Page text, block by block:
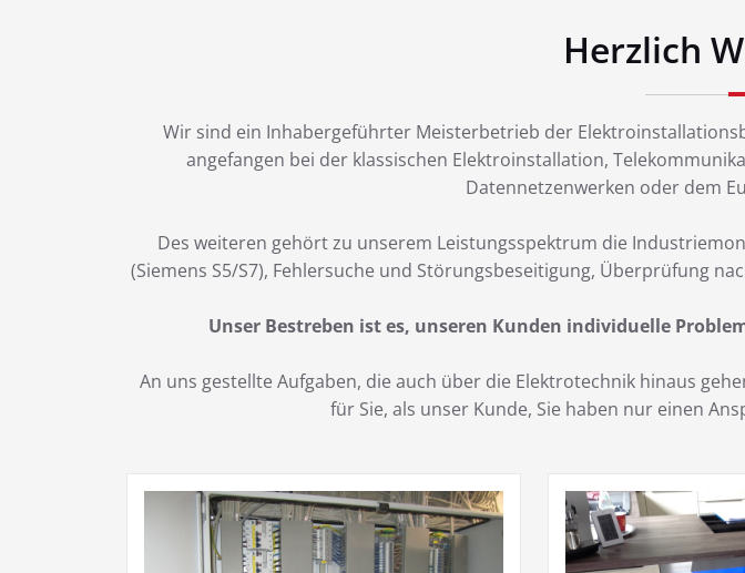
Herzlich
Wir sind ein Inhabergeführter Meisterbetrieb der
angefangen bei der klassischen Elektroinstallation,
Datennetzenwerken oder dem
Des weiteren gehört zu unserem Leistungsspektrum die
(Siemens S5/S7), Fehlersuche und Störungsbeseitigung, Überprüfung
Unser Bestreben ist es, unseren Kunden individuelle
An uns gestellte Aufgaben, die auch über die Elektrotechnik hinaus
für Sie, als unser Kunde, Sie haben nur einen